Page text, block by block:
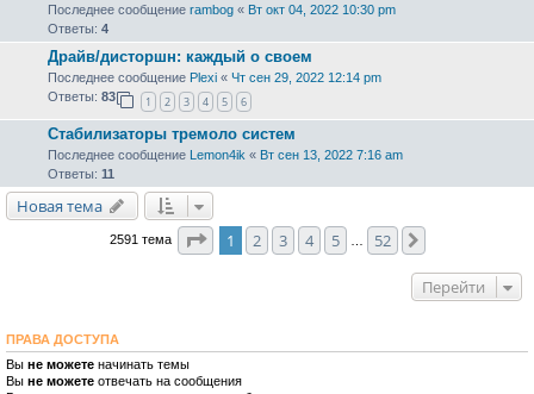
Последнее сообщение rambog « Вт окт 04, 2022 10:30 pm
Ответы: 4
Драйв/дисторшн: каждый о своем
Последнее сообщение Plexi « Чт сен 29, 2022 12:14 pm
Ответы: 83 1 2 3 4 5 6
Стабилизаторы тремоло систем
Последнее сообщение Lemon4ik « Вт сен 13, 2022 7:16 am
Ответы: 11
Новая тема
2591 тема Страница1 из
1 2 3 4 5 52
Перейти
ПРАВА ДОСТУПА
Вы не можете начинать темы
Вы не можете отвечать на сообщения